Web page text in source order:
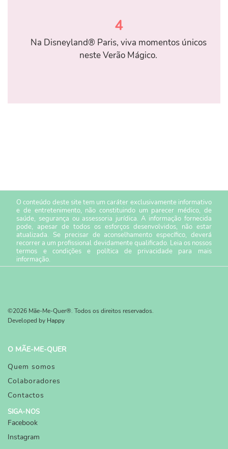
4
Na Disneyland® Paris, viva momentos únicos
neste Verão Mágico.
O conteúdo deste site tem um caráter exclusivamente informativo
e de entretenimento, não constituindo um parecer médico, de
saúde, segurança ou assessoria jurídica. A informação fornecida
pode, apesar de todos os esforços desenvolvidos, não estar
atualizada. Se precisar de aconselhamento específico, deverá
recorrer a um profissional devidamente qualificado. Leia os nossos
termos e condiçõese política de privacidade para mais
informação.
©2026 Mãe-Me-Quer®. Todos os direitos reservados.
Developed by Happy
O MÃE-ME-QUER
Quem somos
Colaboradores
Contactos
SIGA-NOS
Facebook
Instagram